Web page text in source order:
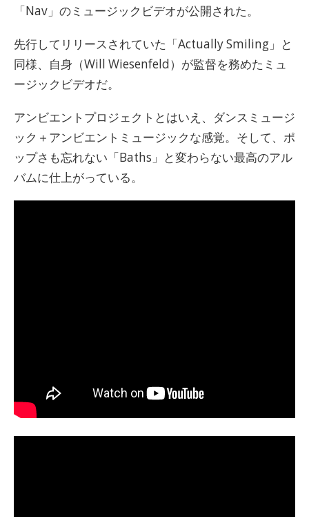
「Nav」のミュージックビデオが公開された。
先行してリリースされていた「Actually Smiling」と
同様、自身（Will Wiesenfeld）が監督を務めたミュ
ージックビデオだ。
アンビエントプロジェクトとはいえ、ダンスミュージ
ック＋アンビエントミュージックな感覚。そして、ポ
ップさも忘れない「Baths」と変わらない最高のアル
バムに仕上がっている。